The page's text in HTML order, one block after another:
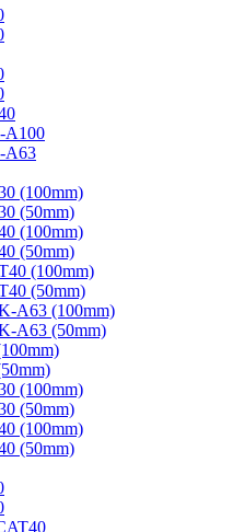
A100
A63
(100mm)
(50mm)
(100mm)
(50mm)
(100mm)
(50mm)
A63 (100mm)
A63 (50mm)
(100mm)
(50mm)
(100mm)
(50mm)